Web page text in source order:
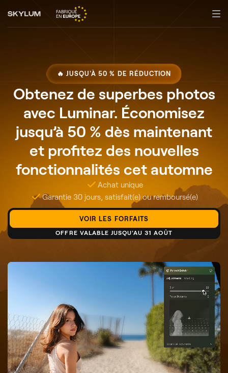
🔥 JUSQU'À 50 % DE RÉDUCTION
Obtenez de superbes photos
avec Luminar. Économisez
jusqu’à 50 % dès maintenant
et profitez des nouvelles
fonctionnalités cet automne
Achat unique
Garantie 30 jours, satisfait(e) ou remboursé(e)
VOIR LES FORFAITS
OFFRE VALABLE JUSQU'AU 31 AOÛT